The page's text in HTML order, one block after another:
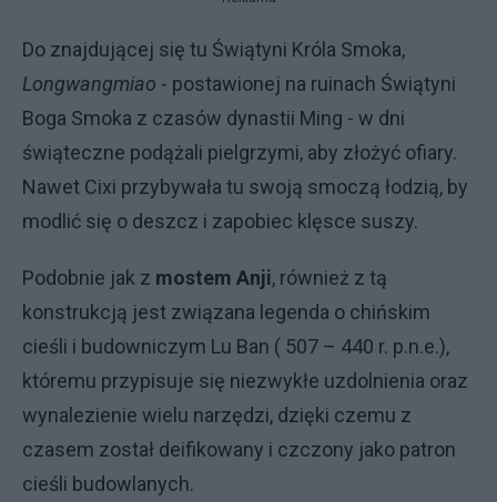
Do znajdującej się tu Świątyni Króla Smoka,
Longwangmiao - postawionej na ruinach Świątyni
Boga Smoka z czasów dynastii Ming - w dni
świąteczne podążali pielgrzymi, aby złożyć ofiary.
Nawet Cixi przybywała tu swoją smoczą łodzią, by
modlić się o deszcz i zapobiec klęsce suszy.
Podobnie jak z mostem Anji, również z tą
konstrukcją jest związana legenda o chińskim
cieśli i budowniczym Lu Ban ( 507 – 440 r. p.n.e.),
któremu przypisuje się niezwykłe uzdolnienia oraz
wynalezienie wielu narzędzi, dzięki czemu z
czasem został deifikowany i czczony jako patron
cieśli budowlanych.